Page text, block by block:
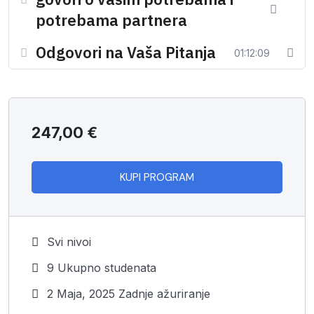
Detalji o programu:
susreti su svakog ponedeljka u 18 časova i traju od 60
21.10. Šta je samopouzdanje i kako se formira
28.10. Kako samopouzdanje utiče na vašu komunikaciju
potrebama partnera
poboljšate svoju vezu odmah
potrebama partnera
Odgovori na Vaša Pitanja 01:12:09
247,00 €
KUPI PROGRAM
Svi nivoi
9 Ukupno studenata
2 Maja, 2025 Zadnje ažuriranje